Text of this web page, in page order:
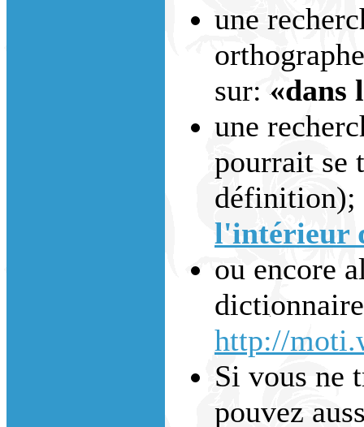
une
sur: «dans
une
pourrait se
définition);
l'intérieur
ou encore
http://
Si vous ne
pouvez